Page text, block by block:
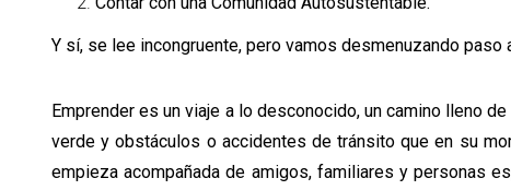
Y sí, se lee incongruente, pero vamos desmenuzando
Emprender es un viaje a lo desconocido, un camino lleno
verde y obstáculos o accidentes de tránsito que en su
empieza acompañada de amigos, familiares y personas